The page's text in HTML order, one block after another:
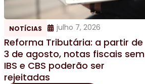
NOTÍCIAS julho 7, 2026
Reforma Tributária: a partir de
3 de agosto, notas fiscais sem
IBS e CBS poderão ser
rejeitadas